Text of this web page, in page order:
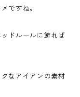
ですね。
ドルールに飾れば
なアイアンの素材